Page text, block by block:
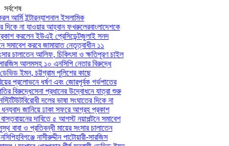
সর্বশেষ
ইন্টারন্যাশনাল ইসলামিক
না যাওয়ার আহ্বান ফখরুলেরবাংলাদেশকে
করলেন ইউএই প্রেসিডেন্টজুলাই সনদ
করবে জামায়াত নেতৃত্বাধীন ১১
চালাতেন আলিফ, চিকিৎসা ও ক্ষতিপূরণ চাইল
আলমসহ ১০ এনসিপি নেতার বিরুদ্ধে
ইমন, চট্টগ্রাম পুলিশের কাছে
প্রলোভনে ধর্ষণ এবং জোরপূর্বক গর্ভপাতের
বিরুদ্ধেসেনা প্রধানের উদ্বোধনে যাত্রা শুরু
বিরোধী দলের ভাষা সংঘাতের দিকে না
জানিয়ে ঢাকা সফরে আগ্রহ প্রকাশ
দাবিতে ৫ আগস্ট নয়াপল্টনে সমাবেশ
ও প্রতিবন্ধী মায়ের সংসার চালাতেন
হবিগঞ্জে নাসীরুদ্দীন পাটোয়ারী-সারজিস